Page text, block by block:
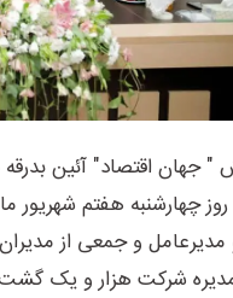
" جهان اقتصاد" آئین بدرقه
مدیرعامل و جمعی از
شرکت هزار و یک گشت